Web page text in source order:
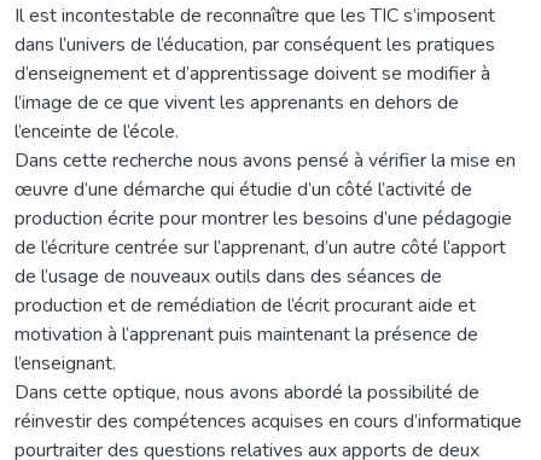
Il est incontestable de reconnaître que les TIC s’imposent
dans l’univers de l’éducation, par conséquent les pratiques
d’enseignement et d’apprentissage doivent se modifier à
l’image de ce que vivent les apprenants en dehors de
l’enceinte de l’école.
Dans cette recherche nous avons pensé à vérifier la mise en
œuvre d’une démarche qui étudie d’un côté l’activité de
production écrite pour montrer les besoins d’une pédagogie
de l’écriture centrée sur l’apprenant, d’un autre côté l’apport
de l’usage de nouveaux outils dans des séances de
production et de remédiation de l’écrit procurant aide et
motivation à l’apprenant puis maintenant la présence de
l’enseignant.
Dans cette optique, nous avons abordé la possibilité de
réinvestir des compétences acquises en cours d’informatique
pourtraiter des questions relatives aux apports de deux